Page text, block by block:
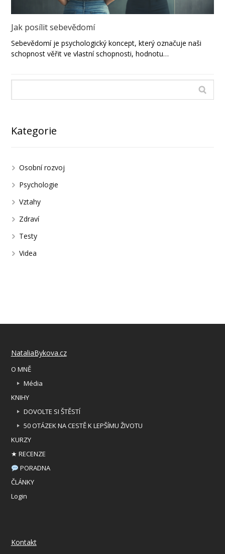
Jak posílit sebevědomí
Sebevědomí je psychologický koncept, který označuje naši
schopnost věřit ve vlastní schopnosti, hodnotu…
Kategorie
Osobní rozvoj
Psychologie
Vztahy
Zdraví
Testy
Videa
NataliaBykova.cz
O MNĚ
Média
KNIHY
DOVOLTE SI ŠTĚSTÍ
50 OTÁZEK NA CESTĚ K LEPŠÍMU ŽIVOTU
KURZY
★ RECENZE
PORADNA
ČLÁNKY
Login
Kontakt